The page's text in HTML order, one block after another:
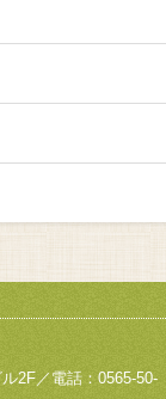
2F／電話：0565-50-